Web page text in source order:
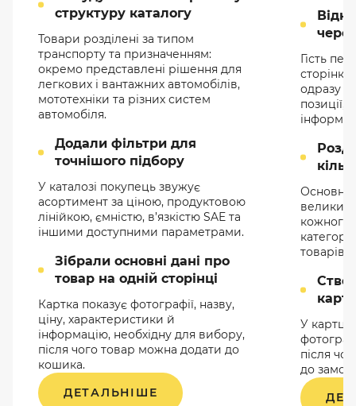
структуру каталогу
Товари розділені за типом
транспорту та призначенням:
окремо представлені рішення для
легкових і вантажних автомобілів,
мототехніки та різних систем
автомобіля.
Додали фільтри для
точнішого підбору
У каталозі покупець звужує
асортимент за ціною, продуктовою
лінійкою, ємністю, в’язкістю SAE та
іншими доступними параметрами.
Зібрали основні дані про
товар на одній сторінці
Картка показує фотографії, назву,
ціну, характеристики й
інформацію, необхідну для вибору,
після чого товар можна додати до
кошика.
ДЕТАЛЬНІШЕ
Гість
одразу
позиції,
Основне
великих
кожного
товарів.
У картці
після
до